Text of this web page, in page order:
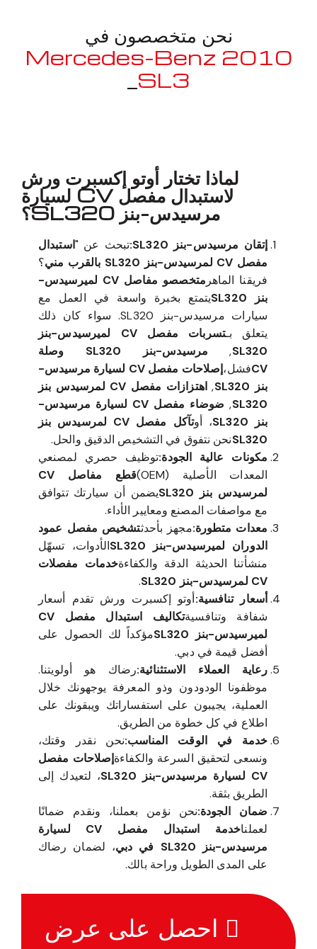
نحن متخصصون في
2010 Mercedes-Benz
SL320
لماذا تختار أوتو إكسبرت ورش
لاستبدال مفصل CV لسيارة
مرسيدس-بنز SL320؟
إتقان مرسيدس-بنز SL320: تبحث عن "استبدال
مفصل CV لمرسيدس-بنز SL320 بالقرب مني
؟
فريقنا الماهر
متخصصو مفاصل CV لميرسيدس-
بنز SL320
يتمتع بخبرة واسعة في العمل مع
سيارات مرسيدس-بنز SL320. سواء كان ذلك
يتعلق بـ
تسربات مفصل CV لميرسيدس-بنز
SL320
,
مرسيدس-بنز SL320 وصلة
CVفشل،
إصلاحات مفصل CV لسيارة مرسيدس-
بنز SL320
,
اهتزازات مفصل CV لمرسيدس بنز
SL320
,
ضوضاء مفصل CV لسيارة مرسيدس-
بنز SL320
، أو
تآكل مفصل CV لمرسيدس بنز
SL320نحن نتفوق في التشخيص الدقيق والحل.
مكونات عالية الجودة:توظيف حصري لمصنعي
المعدات الأصلية (OEM)
قطع مفاصل CV
لمرسيدس بنز SL320
يضمن أن سيارتك تتوافق
مع مواصفات المصنع ومعايير الأداء.
معدات متطورة:مجهز بأحدثتشخيص مفصل عمود
الدوران لميرسيدس-بنز SL320
الأدوات، تسهّل
منشأتنا الحديثة الدقة والكفاءةخدمات مفصلات
CV لمرسيدس-بنز SL320
.
أسعار تنافسية:أوتو إكسبرت ورش تقدم أسعار
شفافة وتنافسية
تكاليف استبدال مفصل CV
لميرسيدس-بنز SL320
مؤكداً لك الحصول على
أفضل قيمة في دبي.
رعاية العملاء الاستثنائية:رضاك هو أولويتنا.
موظفونا الودودون وذو المعرفة يوجهونك خلال
العملية، يجيبون على استفساراتك ويبقونك على
اطلاع في كل خطوة من الطريق.
خدمة في الوقت المناسب:نحن نقدر وقتك،
ونسعى لتحقيق السرعة والكفاءةإصلاحات مفصل
CV لسيارة مرسيدس-بنز SL320
، لتعيدك إلى
الطريق بثقة.
ضمان الجودة:نحن نؤمن بعملنا، ونقدم ضمانًا
لعملنا
خدمة استبدال مفصل CV لسيارة
مرسيدس-بنز SL320 في دبي
، لضمان رضاك
على المدى الطويل وراحة بالك.
احصل على عرض